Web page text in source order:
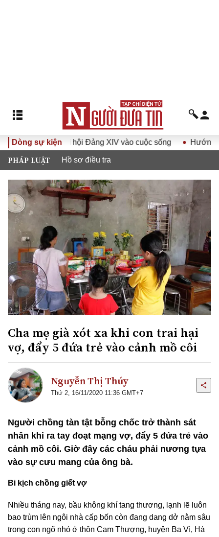
Dòng sự kiện
quyết Đại hội Đảng XIV vào cuộc sống Hướng tới Đại
PHÁP LUẬT Hồ sơ điều tra
Cha mẹ già xót xa khi con trai hại
vợ, đẩy 5 đứa trẻ vào cảnh mồ côi
Nguyễn Thị Thúy
Thứ 2, 16/11/2020 11:36 GMT+7
Người chồng tàn tật bỗng chốc trở thành sát
nhân khi ra tay đoạt mạng vợ, đẩy 5 đứa trẻ vào
cảnh mồ côi. Giờ đây các cháu phải nương tựa
vào sự cưu mang của ông bà.
Bi kịch chồng giết vợ
Nhiều tháng nay, bầu không khí tang thương, lạnh lẽ luôn
bao trùm lên ngôi nhà cấp bốn còn đang dang dở nằm sâu
trong con ngõ nhỏ ở thôn Cam Thượng, huyện Ba Vì, Hà